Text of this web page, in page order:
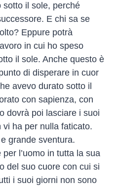
sotto il sole, perché
E chi sa se
Eppure potrà
in cui ho speso
il sole. Anche questo è
di disperare in cuor
avevo durato sotto il
con sapienza, con
dovrà poi lasciare i suoi
vi ha per nulla faticato.
grande sventura.
l’uomo in tutta la sua
del suo cuore con cui si
i suoi giorni non sono